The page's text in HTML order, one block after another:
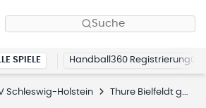
Suche
SPIELE Handball360 Registrierung
Schleswig-Holstein Thure Bielfeldt gewinnt Silbermedallie bei der U17-Beachhandball-Weltmeisterschaft